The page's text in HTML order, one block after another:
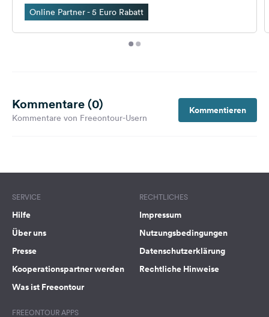
Online Partner - 5 Euro Rabatt
Kommentare (0)
Kommentare von Freeontour-Usern
Kommentieren
SERVICE
Hilfe
Über uns
Presse
Kooperationspartner werden
Was ist Freeontour
RECHTLICHES
Impressum
Nutzungsbedingungen
Datenschutzerklärung
Rechtliche Hinweise
FREEONTOUR APPS